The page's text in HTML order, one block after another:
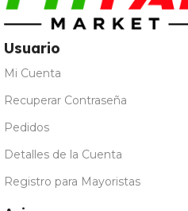
Usuario
Mi Cuenta
Recuperar Contraseña
Pedidos
Detalles de la Cuenta
Registro para Mayoristas